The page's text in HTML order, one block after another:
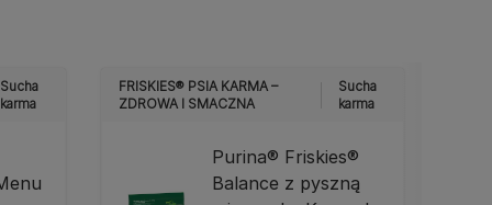
Sucha
karma
FRISKIES® PSIA KARMA –
ZDROWA I SMACZNA
Sucha
karma
Purina® Friskies®
Balance z pyszną